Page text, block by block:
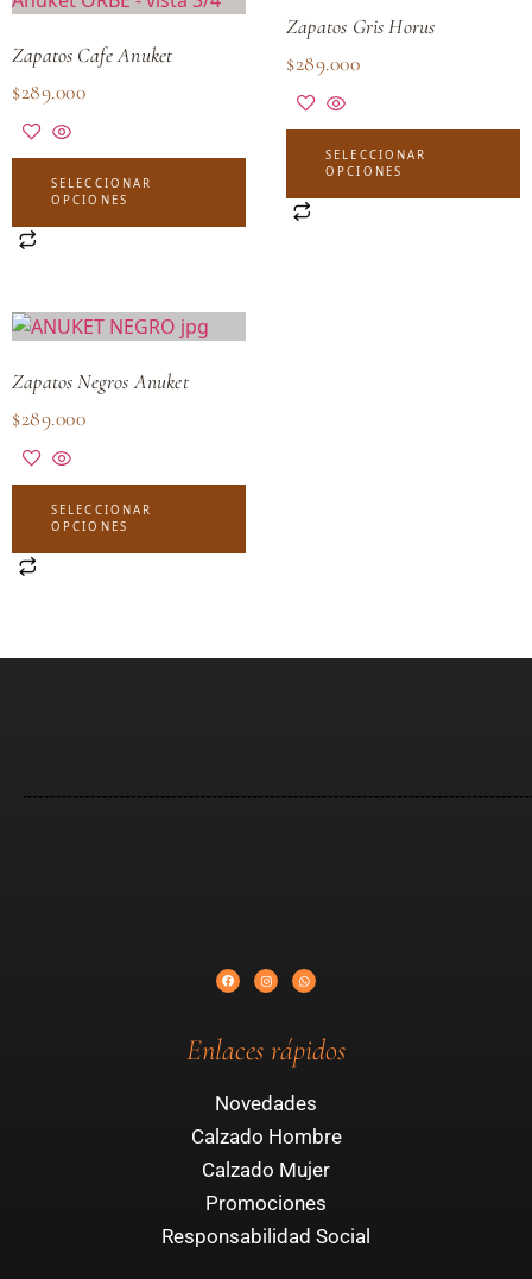
Zapatos Cafe Anuket
$289.000
SELECCIONAR
OPCIONES
Zapatos Gris Horus
$289.000
SELECCIONAR
OPCIONES
Zapatos Negros Anuket
$289.000
SELECCIONAR
OPCIONES
Enlaces rápidos
Novedades
Calzado Hombre
Calzado Mujer
Promociones
Responsabilidad Social